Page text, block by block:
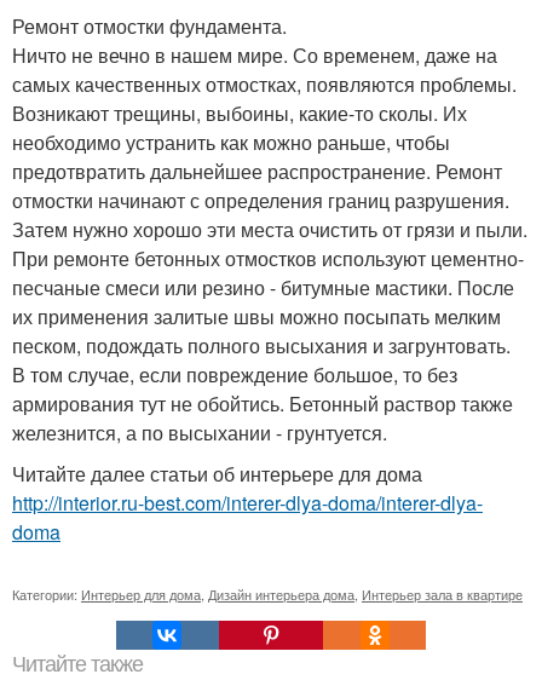
Ремонт отмостки фундамента.
Ничто не вечно в нашем мире. Со временем, даже на
самых качественных отмостках, появляются проблемы.
Возникают трещины, выбоины, какие-то сколы. Их
необходимо устранить как можно раньше, чтобы
предотвратить дальнейшее распространение. Ремонт
отмостки начинают с определения границ разрушения.
Затем нужно хорошо эти места очистить от грязи и пыли.
При ремонте бетонных отмостков используют цементно-
песчаные смеси или резино - битумные мастики. После
их применения залитые швы можно посыпать мелким
песком, подождать полного высыхания и загрунтовать.
В том случае, если повреждение большое, то без
армирования тут не обойтись. Бетонный раствор также
железнится, а по высыхании - грунтуется.
Читайте далее статьи об интерьере для дома
http://interior.ru-best.com/interer-dlya-doma/interer-dlya-
doma
Категории: Интерьер для дома Дизайн интерьера дома Интерьер зала в квартире
Читайте также